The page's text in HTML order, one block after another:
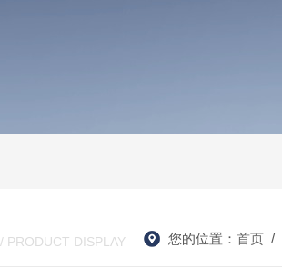
/ PRODUCT DISPLAY 您的位置： 首页/